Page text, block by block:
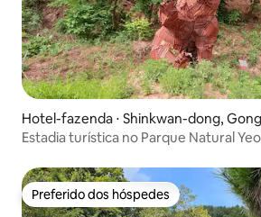
Hotel-fazenda ⋅ Shinkwan-dong,
Estadia turística no Parque Natural
Preferido dos hóspedes
Preferido dos hóspedes